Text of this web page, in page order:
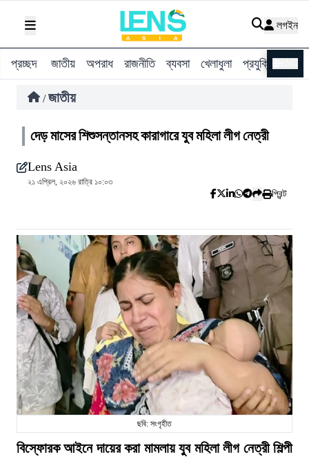
লগইন
প্রচ্ছদ জাতীয় অপরাধ রাজনীতি ব্যবসা খেলাধুলা প্রযুক্তি
/ জাতীয়
দেড় মাসের শিশুসন্তানসহ কারাগারে যুব মহিলা লীগ নেত্রী
Lens Asia
২১ এপ্রিল, ২০২৬ রাত্রি ১০:০৩
প্রিন্ট
ছবি: সংগৃহীত
বিস্ফোরক আইনে দায়ের করা মামলায় যুব মহিলা লীগ নেত্রী শিল্পী